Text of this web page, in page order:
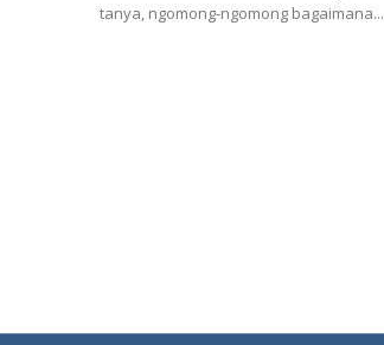
tanya, ngomong-ngomong bagaimana...